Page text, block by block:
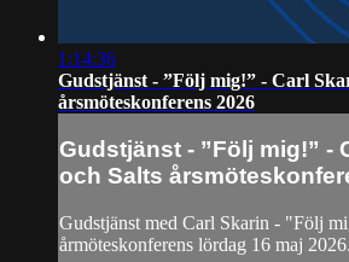
1:14:36
Gudstjänst - ”Följ mig!” - Carl
årsmöteskonferens 2026
Gudstjänst - ”Följ mig!” -
och Salts
⁣Gudstjänst med Carl Skarin - "Följ
årmöteskonferens lördag 16 maj 2026.